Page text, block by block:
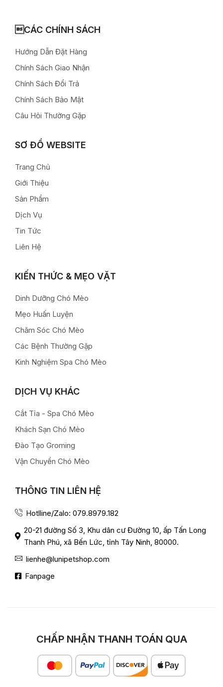
CÁC CHÍNH SÁCH
Hướng Dẫn Đặt Hàng
Chính Sách Giao Nhận
Chính Sách Đổi Trả
Chính Sách Bảo Mật
Câu Hỏi Thường Gặp
SƠ ĐỒ WEBSITE
Trang Chủ
Giới Thiệu
Sản Phẩm
Dịch Vụ
Tin Tức
Liên Hệ
KIẾN THỨC & MẸO VẶT
Dinh Dưỡng Chó Mèo
Mẹo Huấn Luyện
Chăm Sóc Chó Mèo
Các Bệnh Thường Gặp
Kinh Nghiệm Spa Chó Mèo
DỊCH VỤ KHÁC
Cắt Tỉa - Spa Chó Mèo
Khách Sạn Chó Mèo
Đào Tạo Groming
Vận Chuyển Chó Mèo
THÔNG TIN LIÊN HỆ
Hotlline/Zalo: 079.8979.182
20-21 đường Số 3, Khu dân cư Đường 10, ấp Tấn Long
Thanh Phú, xã Bến Lức, tỉnh Tây Ninh, 80000.
lienhe@lunipetshop.com
Fanpage
CHẤP NHẬN THANH TOÁN QUA